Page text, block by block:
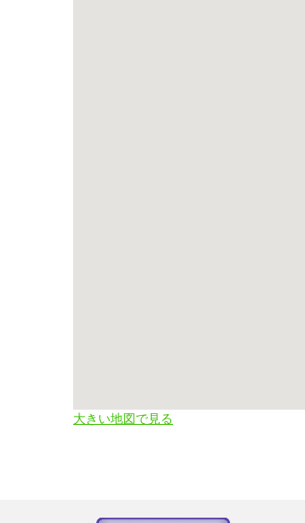
大きい地図で見る